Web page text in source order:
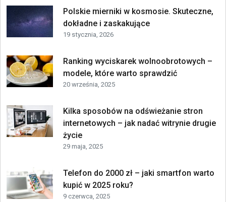
Polskie mierniki w kosmosie. Skuteczne,
dokładne i zaskakujące
19 stycznia, 2026
Ranking wyciskarek wolnoobrotowych –
modele, które warto sprawdzić
20 września, 2025
Kilka sposobów na odświeżanie stron
internetowych – jak nadać witrynie drugie
życie
29 maja, 2025
Telefon do 2000 zł – jaki smartfon warto
kupić w 2025 roku?
9 czerwca, 2025